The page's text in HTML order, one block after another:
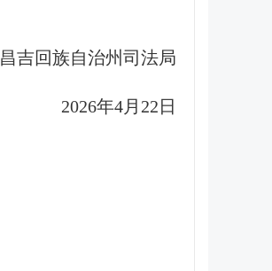
昌吉回族自治州司法局
2026年4月22日